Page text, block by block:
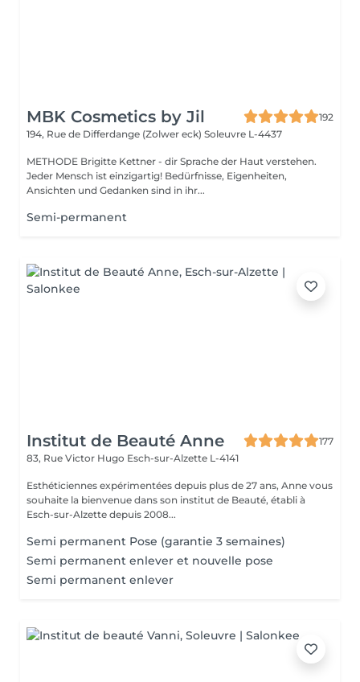
MBK Cosmetics by Jil
192
194, Rue de Differdange (Zolwer eck) Soleuvre L-4437
METHODE Brigitte Kettner - dir Sprache der Haut verstehen.
Jeder Mensch ist einzigartig! Bedürfnisse, Eigenheiten,
Ansichten und Gedanken sind in ihr...
Semi-permanent
Institut de Beauté Anne
177
83, Rue Victor Hugo Esch-sur-Alzette L-4141
Esthéticiennes expérimentées depuis plus de 27 ans, Anne vous
souhaite la bienvenue dans son institut de Beauté, établi à
Esch-sur-Alzette depuis 2008...
Semi permanent Pose (garantie 3 semaines)
Semi permanent enlever et nouvelle pose
Semi permanent enlever